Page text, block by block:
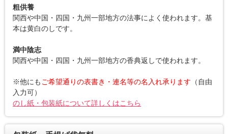
粗供養
関西や中国・四国・九州一部地方の法事によく使われます。基
本は黄白のしです。
満中陰志
関西や中国・四国・九州一部地方の香典返しで使われます。
※他にも ご希望通りの表書き・連名等の名入れ承ります （自由
入力可）
のし紙・包装紙について詳しくはこちら